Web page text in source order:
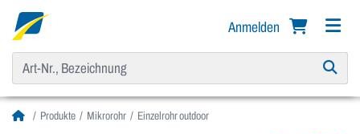
Anmelden
Produkte Mikrorohr Einzelrohr outdoor